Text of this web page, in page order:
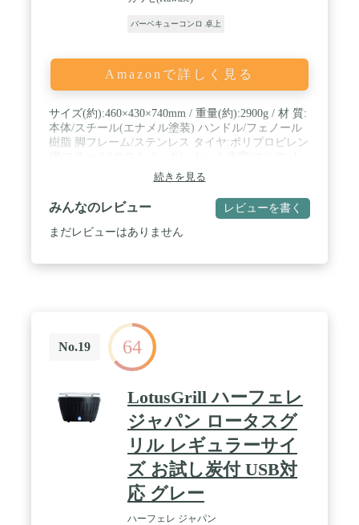
バーベキューコンロ 卓上
Amazonで詳しく見る
サイズ(約):460×430×740mm / 重量(約):2900g / 材 質:
本体/スチール(エナメル塗装) ハンドル/フェノール
樹脂 脚フレーム/ステンレス タイヤ:ポリプロピレン
コンロ蓋×1・スタンド×1・焼き網×1・ロストル×1 /
組立式 / キャスター付 / 生産国:中国 / 対象シーズン:
通年
続きを見る
みんなのレビュー レビューを書く
まだレビューはありません
No.19 64
LotusGrill ハーフェレ
ジャパン ロータスグ
リル レギュラーサイ
ズ お試し炭付 USB対
応 グレー
ハーフェレ ジャパン